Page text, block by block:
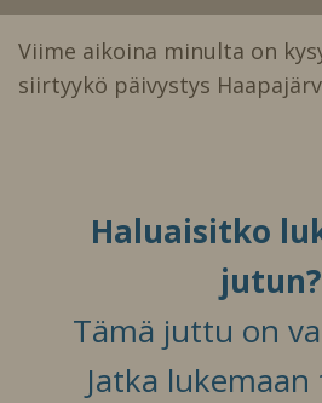
Viime aikoina minulta on
siirtyykö päivystys
Haluaisitko
jutun?
Tämä juttu on
Jatka